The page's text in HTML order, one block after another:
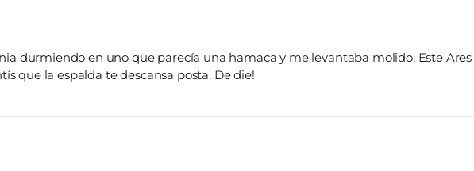
durmiendo en uno que parecía una hamaca y me levantaba molido. Este
que la espalda te descansa posta. De die!